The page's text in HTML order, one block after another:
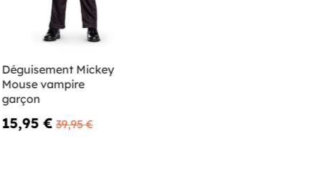
Déguisement Mickey
Mouse vampire
garçon
15,95 € 39,95 €